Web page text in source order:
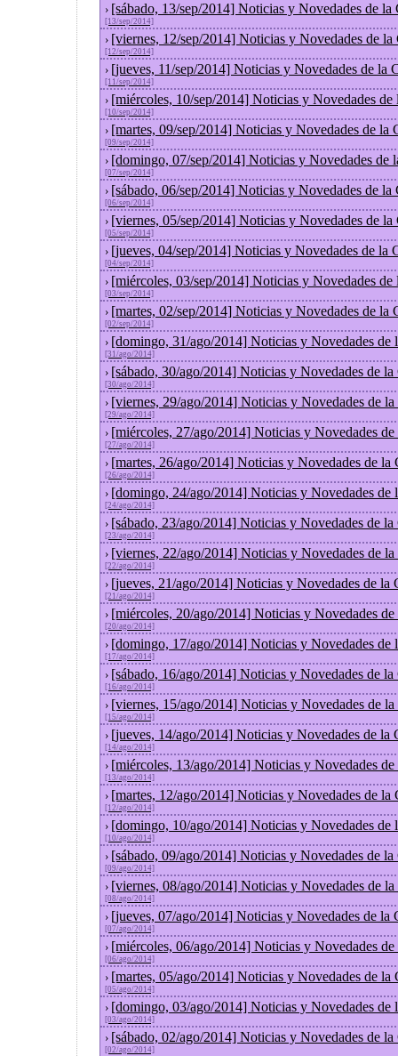
› [sábado, 13/sep/2014] Noticias y Novedades de la
[13/sep/2014]
› [viernes, 12/sep/2014] Noticias y Novedades de la
[12/sep/2014]
› [jueves, 11/sep/2014] Noticias y Novedades de la
[11/sep/2014]
› [miércoles, 10/sep/2014] Noticias y Novedades de
[10/sep/2014]
› [martes, 09/sep/2014] Noticias y Novedades de la
[09/sep/2014]
› [domingo, 07/sep/2014] Noticias y Novedades de
[07/sep/2014]
› [sábado, 06/sep/2014] Noticias y Novedades de la
[06/sep/2014]
› [viernes, 05/sep/2014] Noticias y Novedades de la
[05/sep/2014]
› [jueves, 04/sep/2014] Noticias y Novedades de la
[04/sep/2014]
› [miércoles, 03/sep/2014] Noticias y Novedades de
[03/sep/2014]
› [martes, 02/sep/2014] Noticias y Novedades de la
[02/sep/2014]
› [domingo, 31/ago/2014] Noticias y Novedades de
[31/ago/2014]
› [sábado, 30/ago/2014] Noticias y Novedades de
[30/ago/2014]
› [viernes, 29/ago/2014] Noticias y Novedades de
[29/ago/2014]
› [miércoles, 27/ago/2014] Noticias y Novedades
[27/ago/2014]
› [martes, 26/ago/2014] Noticias y Novedades de la
[26/ago/2014]
› [domingo, 24/ago/2014] Noticias y Novedades de
[24/ago/2014]
› [sábado, 23/ago/2014] Noticias y Novedades de
[23/ago/2014]
› [viernes, 22/ago/2014] Noticias y Novedades de
[22/ago/2014]
› [jueves, 21/ago/2014] Noticias y Novedades de la
[21/ago/2014]
› [miércoles, 20/ago/2014] Noticias y Novedades
[20/ago/2014]
› [domingo, 17/ago/2014] Noticias y Novedades de
[17/ago/2014]
› [sábado, 16/ago/2014] Noticias y Novedades de
[16/ago/2014]
› [viernes, 15/ago/2014] Noticias y Novedades de
[15/ago/2014]
› [jueves, 14/ago/2014] Noticias y Novedades de la
[14/ago/2014]
› [miércoles, 13/ago/2014] Noticias y Novedades
[13/ago/2014]
› [martes, 12/ago/2014] Noticias y Novedades de la
[12/ago/2014]
› [domingo, 10/ago/2014] Noticias y Novedades de
[10/ago/2014]
› [sábado, 09/ago/2014] Noticias y Novedades de
[09/ago/2014]
› [viernes, 08/ago/2014] Noticias y Novedades de
[08/ago/2014]
› [jueves, 07/ago/2014] Noticias y Novedades de la
[07/ago/2014]
› [miércoles, 06/ago/2014] Noticias y Novedades
[06/ago/2014]
› [martes, 05/ago/2014] Noticias y Novedades de la
[05/ago/2014]
› [domingo, 03/ago/2014] Noticias y Novedades de
[03/ago/2014]
› [sábado, 02/ago/2014] Noticias y Novedades de
[02/ago/2014]